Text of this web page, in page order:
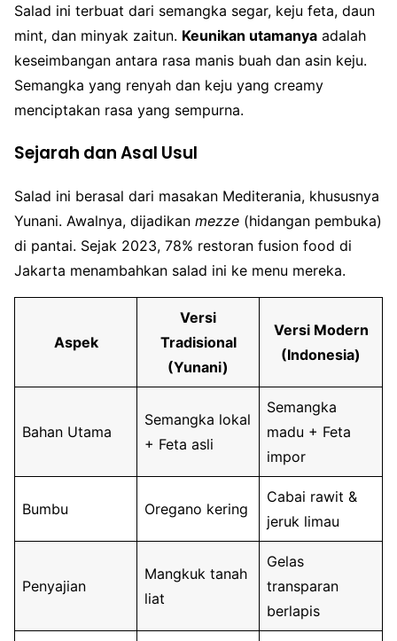
Salad ini terbuat dari semangka segar, keju feta, daun
mint, dan minyak zaitun. Keunikan utamanya adalah
keseimbangan antara rasa manis buah dan asin keju.
Semangka yang renyah dan keju yang creamy
menciptakan rasa yang sempurna.
Sejarah dan Asal Usul
Salad ini berasal dari masakan Mediterania, khususnya
Yunani. Awalnya, dijadikan mezze (hidangan pembuka)
di pantai. Sejak 2023, 78% restoran fusion food di
Jakarta menambahkan salad ini ke menu mereka.
Aspek
Versi
Tradisional
(Yunani)
Versi Modern
(Indonesia)
Bahan Utama
Semangka lokal
+ Feta asli
Semangka
madu + Feta
impor
Bumbu Oregano kering
Cabai rawit &
jeruk limau
Penyajian
Mangkuk tanah
liat
Gelas
transparan
berlapis